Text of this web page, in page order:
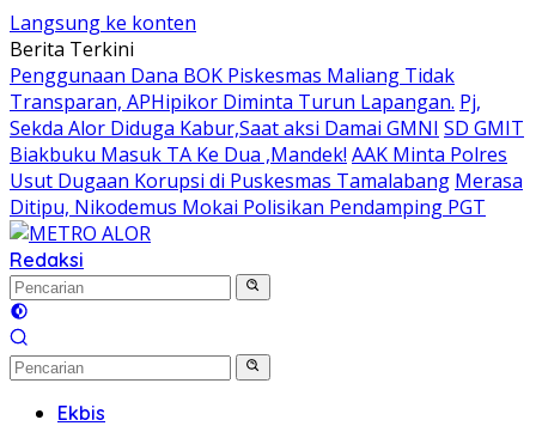
Langsung ke konten
Berita Terkini
Penggunaan Dana BOK Piskesmas Maliang Tidak
Transparan, APHipikor Diminta Turun Lapangan. Pj,
Sekda Alor Diduga Kabur,Saat aksi Damai GMNI SD GMIT
Biakbuku Masuk TA Ke Dua ,Mandek! AAK Minta Polres
Usut Dugaan Korupsi di Puskesmas Tamalabang Merasa
Ditipu, Nikodemus Mokai Polisikan Pendamping PGT
Redaksi
Ekbis